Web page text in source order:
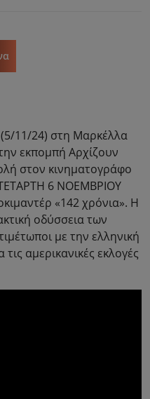
11/24) στη Μαρκέλλα
εκπομπή Αρχίζουν
στον κινηματογράφο
6 ΝΟΕΜΒΡΙΟΥ
«142 χρόνια». Η
οδύσσεια των
με την ελληνική
αμερικανικές εκλογές